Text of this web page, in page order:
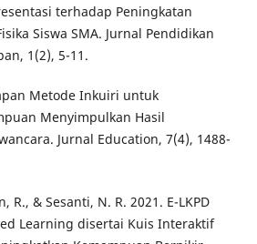
terhadap Peningkatan
Siswa SMA. Jurnal Pendidikan
1(2), 5-11.
Metode Inkuiri untuk
Menyimpulkan Hasil
Jurnal Education, 7(4), 1488-
R., & Sesanti, N. R. 2021. E-LKPD
Learning disertai Kuis Interaktif